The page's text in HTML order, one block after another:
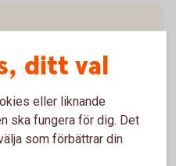
uppge IBAN och BIC på
inom EU/EES.
ditt val
eller liknande
ska fungera för dig. Det
som förbättrar din